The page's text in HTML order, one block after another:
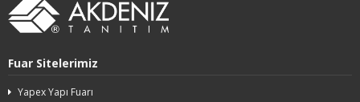
Fuar Sitelerimiz
Yapex Yapı Fuarı